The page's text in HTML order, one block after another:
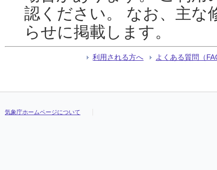
認ください。 なお、主な
らせに掲載します。
利用される方へ よくある質問（
気象庁ホームページについて